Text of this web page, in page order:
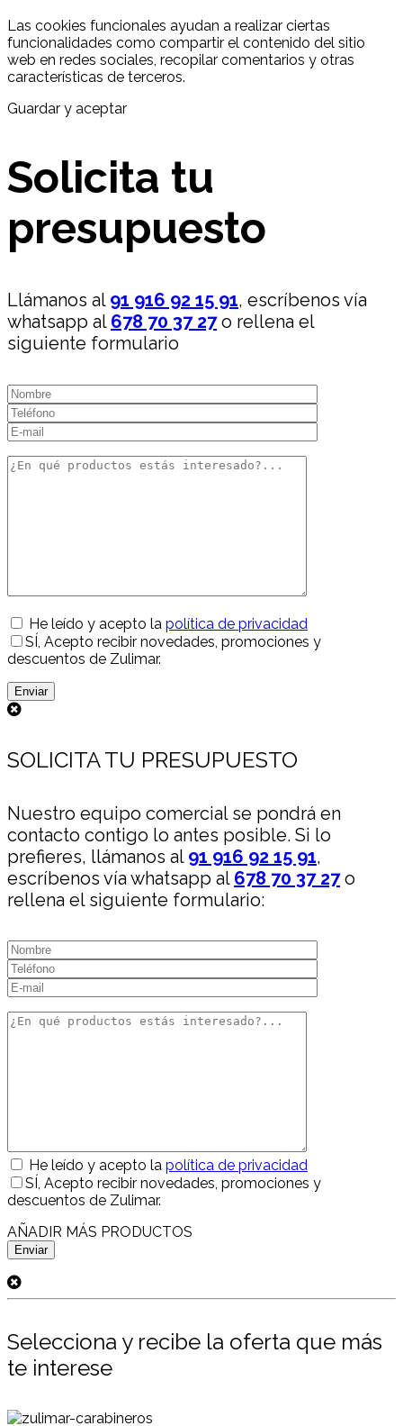
Las cookies funcionales ayudan a realizar ciertas
funcionalidades como compartir el contenido del sitio
web en redes sociales, recopilar comentarios y otras
características de terceros.
Guardar y aceptar
Solicita tu
presupuesto
Llámanos al 91 916 92 15 91, escríbenos vía
whatsapp al 678 70 37 27o rellena el
siguiente formulario
He leído y acepto la política de privacidad
SÍ , Acepto recibir novedades, promociones y
descuentos de Zulimar.
SOLICITA TU PRESUPUESTO
Nuestro equipo comercial se pondrá en
contacto contigo lo antes posible. Si lo
prefieres, llámanos al 91 916 92 15 91,
escríbenos vía whatsapp al 678 70 37 27o
rellena el siguiente formulario:
He leído y acepto la política de privacidad
SÍ , Acepto recibir novedades, promociones y
descuentos de Zulimar.
AÑADIR MÁS PRODUCTOS
Selecciona y recibe la oferta que más
te interese